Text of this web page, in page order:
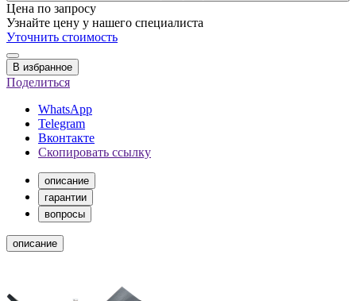
Цена по запросу
Узнайте цену у нашего специалиста
Уточнить стоимость
В избранное
Поделиться
WhatsApp
Telegram
Вконтакте
Скопировать ссылку
описание
гарантии
вопросы
описание